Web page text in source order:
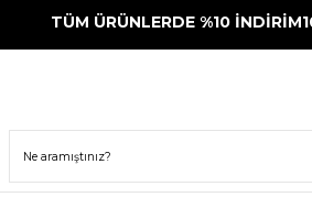
TÜM ÜRÜNLERDE %10 İNDİRİM